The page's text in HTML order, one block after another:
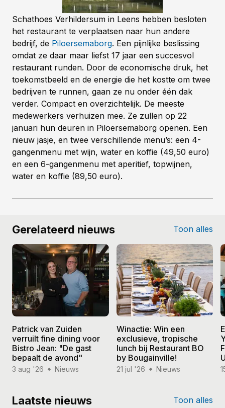
Schathoes Verhildersum in Leens hebben besloten
het restaurant te verplaatsen naar hun andere
bedrijf, de Piloersemaborg. Een pijnlijke beslissing
omdat ze daar maar liefst 17 jaar een succesvol
restaurant runden. Door de economische druk, het
toekomstbeeld en de energie die het kostte om twee
bedrijven te runnen, gaan ze nu onder één dak
verder. Compact en overzichtelijk. De meeste
medewerkers verhuizen mee. Ze zullen op 22
januari hun deuren in Piloersemaborg openen. Een
nieuw jasje, en twee verschillende menu’s: een 4-
gangenmenu met wijn, water en koffie (49,50 euro)
en een 6-gangenmenu met aperitief, topwijnen,
water en koffie (89,50 euro).
Gerelateerd nieuws Toon alles
Patrick van Zuiden
verruilt fine dining voor
Bistro Jean: "De gast
bepaalt de avond"
3 aug '26 Nieuws
Winactie: Win een
exclusieve, tropische
lunch bij Restaurant BO
by Bougainville!
21 jul '26 Nieuws
Laatste nieuws Toon alles